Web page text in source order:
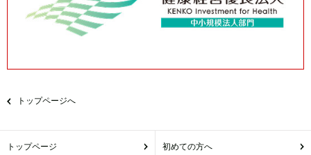
トップページへ
トップページ 初めての方へ